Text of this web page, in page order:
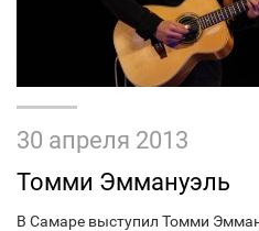
30 апреля 2013
Томми Эммануэль
В Самаре выступил Томми